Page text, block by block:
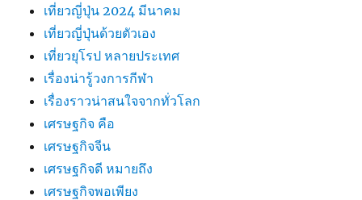
เที่ยวญี่ปุ่น 2024 มีนาคม
เที่ยวญี่ปุ่นด้วยตัวเอง
เที่ยวยุโรป หลายประเทศ
เรื่องน่ารู้วงการกีฬา
เรื่องราวน่าสนใจจากทั่วโลก
เศรษฐกิจ คือ
เศรษฐกิจจีน
เศรษฐกิจดี หมายถึง
เศรษฐกิจพอเพียง